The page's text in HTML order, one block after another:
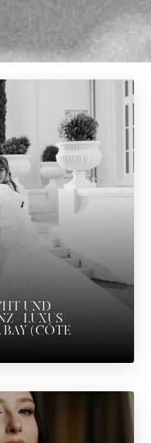
UND
- LUXUS-
(CÔTE